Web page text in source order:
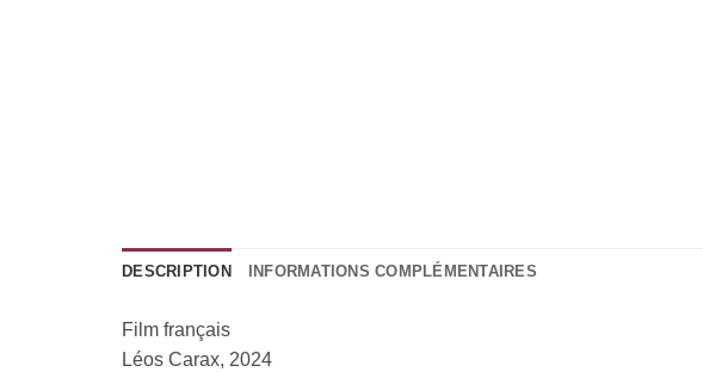
DESCRIPTION INFORMATIONS COMPLÉMENTAIRES
Film français
Léos Carax, 2024